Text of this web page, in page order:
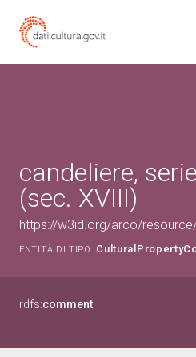
candeliere,
(sec. XVIII)
https://w3id.org/arco/
ENTITÀ DI TIPO:
rdfs:comment